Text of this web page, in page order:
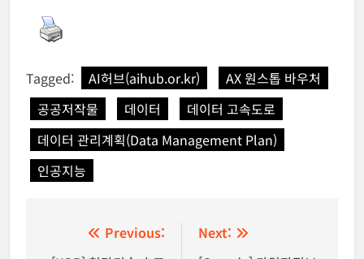
Tagged: AI허브(aihub.or.kr)
AX 원스톱 바우처
공공저작물
데이터
데이터 고속도로
데이터 관리계획(Data Management Plan)
인공지능
Previous:
Next: